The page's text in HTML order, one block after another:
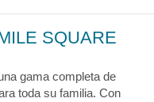
SQUARE
gama completa de
toda su familia. Con